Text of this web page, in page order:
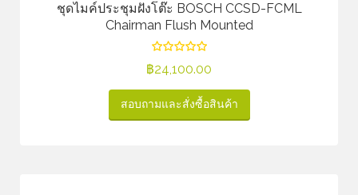
ชุดไมค์ประชุมฝังโต๊ะ BOSCH CCSD-FCML
Chairman Flush Mounted
฿24,100.00
สอบถามและสั่งซื้อสินค้า